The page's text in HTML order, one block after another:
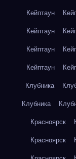
Кейптаун
Кейптаун
Кейптаун
Кейптаун
Клубника
Клубника
Красноярск
Красноярск